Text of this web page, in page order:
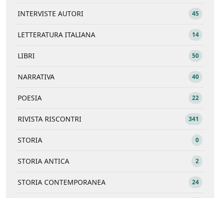
INTERVISTE AUTORI 45
LETTERATURA ITALIANA 14
LIBRI 50
NARRATIVA 40
POESIA 22
RIVISTA RISCONTRI 341
STORIA 0
STORIA ANTICA 2
STORIA CONTEMPORANEA 24